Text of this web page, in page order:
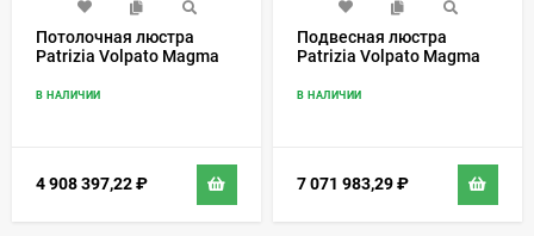
Потолочная люстра
Patrizia Volpato Magma
В НАЛИЧИИ
4 908 397,22₽
Подвесная люстра
Patrizia Volpato Magma
В НАЛИЧИИ
7 071 983,29₽